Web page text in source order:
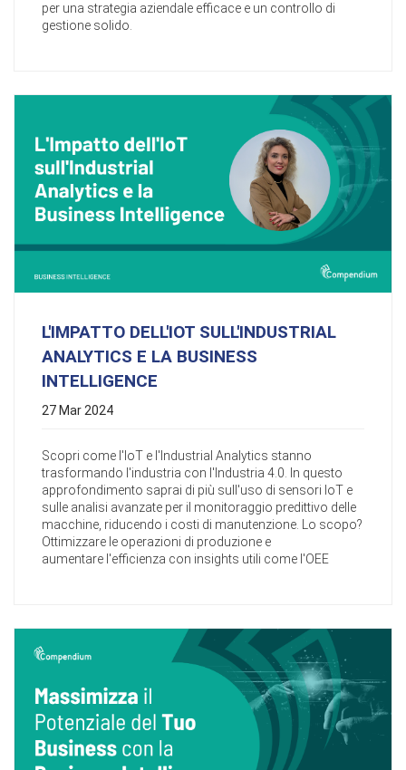
per una strategia aziendale efficace e un controllo di
gestione solido.
L'IMPATTO DELL'IOT SULL'INDUSTRIAL
ANALYTICS E LA BUSINESS
INTELLIGENCE
27 Mar 2024
Scopri come l'IoT e l'Industrial Analytics stanno
trasformando l'industria con l'Industria 4.0. In questo
approfondimento saprai di più sull'uso di sensori IoT e
sulle analisi avanzate per il monitoraggio predittivo delle
macchine, riducendo i costi di manutenzione. Lo scopo?
Ottimizzare le operazioni di produzione e
aumentare l'efficienza con insights utili come l'OEE